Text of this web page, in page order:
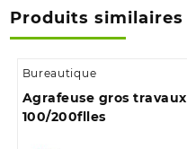
Produits similaires
Bureautique
Agrafeuse gros travaux
100/200flles